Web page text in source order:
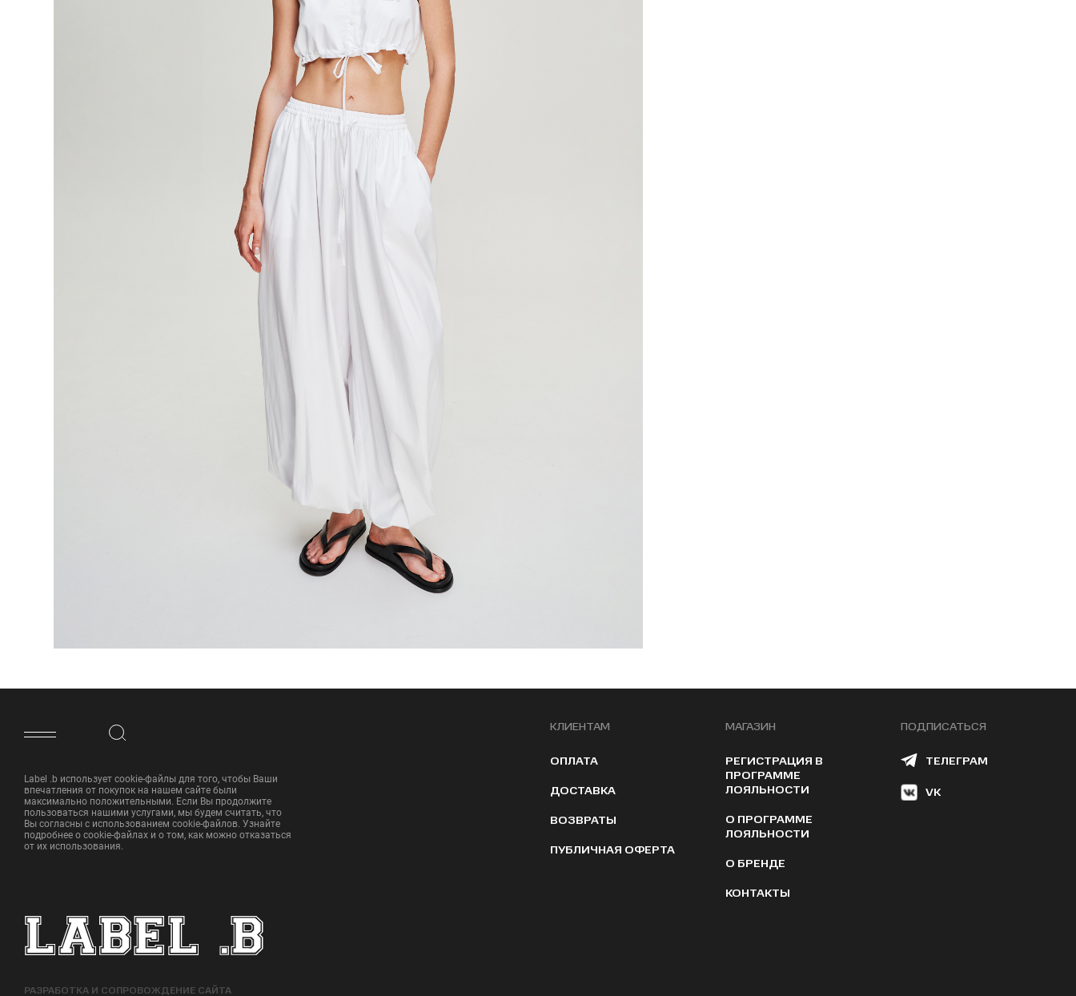
ФУТЕР САЙТА
Label .b использует cookie-файлы для того, чтобы Ваши
впечатления от покупок на нашем сайте были
максимально положительными. Если Вы продолжите
пользоваться нашими услугами, мы будем считать, что
Вы согласны с использованием cookie-файлов. Узнайте
подробнее о cookie-файлах и о том, как можно отказаться
от их использования.
РАЗРАБОТКА И СОПРОВОЖДЕНИЕ САЙТА
КЛИЕНТАМ
ОПЛАТА
ДОСТАВКА
ВОЗВРАТЫ
ПУБЛИЧНАЯ ОФЕРТА
МАГАЗИН
РЕГИСТРАЦИЯ В
ПРОГРАММЕ
ЛОЯЛЬНОСТИ
О ПРОГРАММЕ
ЛОЯЛЬНОСТИ
О БРЕНДЕ
КОНТАКТЫ
ПОДПИСАТЬСЯ
ТЕЛЕГРАМ
VK